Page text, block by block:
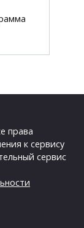
права
к сервису
сервис